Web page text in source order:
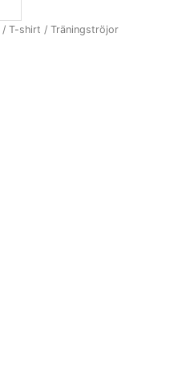
/ T-shirt / Träningströjor